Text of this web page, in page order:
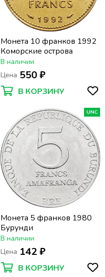
Монета 10 франков 1992
Коморские острова
В наличии
Цена 550 ₽
В КОРЗИНУ
UNC
Монета 5 франков 1980
Бурунди
В наличии
Цена 142 ₽
В КОРЗИНУ